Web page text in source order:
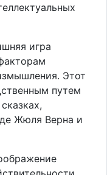
игра
Этот
путем
Жюля Верна и